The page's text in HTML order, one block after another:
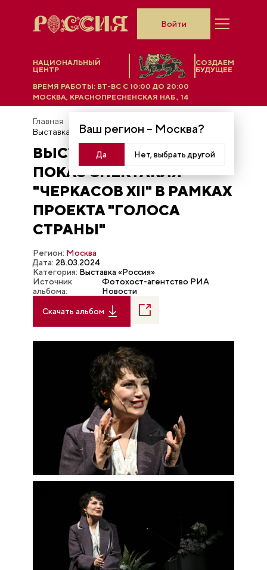
НАЦИОНАЛЬНЫЙ
ЦЕНТР
СОЗДАЕМ
БУДУЩЕЕ
Ваш регион – Москва?
Да Нет, выбрать другой
ВРЕМЯ РАБОТЫ: ВТ-ВС C 10:00 ДО 20:00
МОСКВА, КРАСНОПРЕСНЕНСКАЯ НАБ., 14
Войти
Главная
ВЫСТАВКА "РОССИЯ".
ПОКАЗ СПЕКТАКЛЯ
"ЧЕРКАСОВ XII" В РАМКАХ
ПРОЕКТА "ГОЛОСА
СТРАНЫ"
Регион: Москва
Дата: 28.03.2024
Категория: Выставка «Россия»
Источник
альбома:
Фотохост-агентство РИА
Новости
Скачать альбом